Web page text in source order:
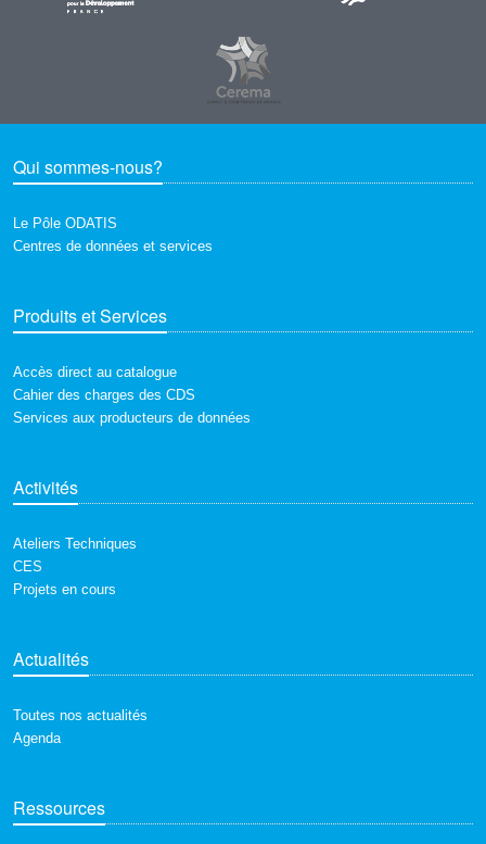
Qui sommes-nous?
Le Pôle ODATIS
Centres de données et services
Produits et Services
Accès direct au catalogue
Cahier des charges des CDS
Services aux producteurs de données
Activités
Ateliers Techniques
CES
Projets en cours
Actualités
Toutes nos actualités
Agenda
Ressources